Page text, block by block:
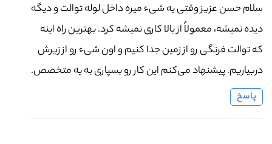
سلام حسن عزیز وقتی یه شیء میره داخل لوله توالت و دیگه
دیده نمیشه، معمولاً از بالا کاری نمیشه کرد. بهترین راه اینه
که توالت فرنگی رو از زمین جدا کنیم و اون شیء رو از زیرش
دربیاریم. پیشنهاد می‌کنم این کار رو بسپاری به یه متخصص.
پاسخ